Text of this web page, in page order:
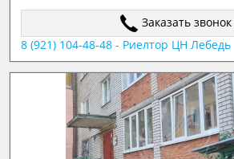
Заказать звонок
8 (921) 104-48-48 - Риелтор ЦН Лебедь